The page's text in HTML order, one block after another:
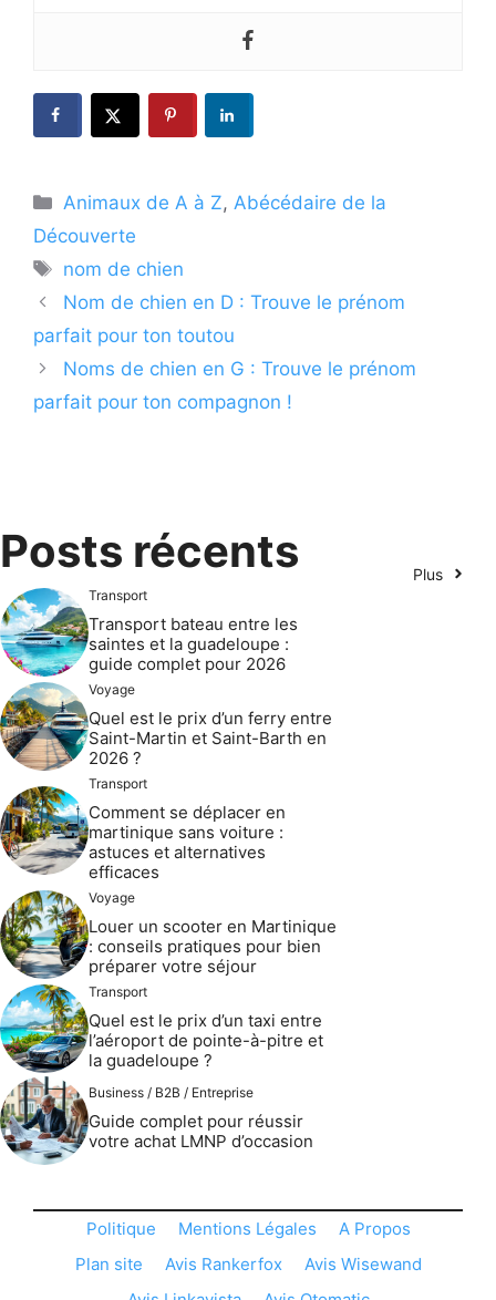
Catégories
Animaux de A à Z, Abécédaire de la
Découverte
Étiquettes
nom de chien
Nom de chien en D : Trouve le prénom
parfait pour ton toutou
Noms de chien en G : Trouve le prénom
parfait pour ton compagnon !
Posts récents Plus
Transport
Transport bateau entre les
saintes et la guadeloupe :
guide complet pour 2026
Voyage
Quel est le prix d’un ferry entre
Saint-Martin et Saint-Barth en
2026 ?
Transport
Comment se déplacer en
martinique sans voiture :
astuces et alternatives
efficaces
Voyage
Louer un scooter en Martinique
: conseils pratiques pour bien
préparer votre séjour
Transport
Quel est le prix d’un taxi entre
l’aéroport de pointe-à-pitre et
la guadeloupe ?
Business / B2B / Entreprise
Guide complet pour réussir
votre achat LMNP d’occasion
Politique Mentions Légales
A Propos
Plan site
Avis Rankerfox
Avis Wisewand